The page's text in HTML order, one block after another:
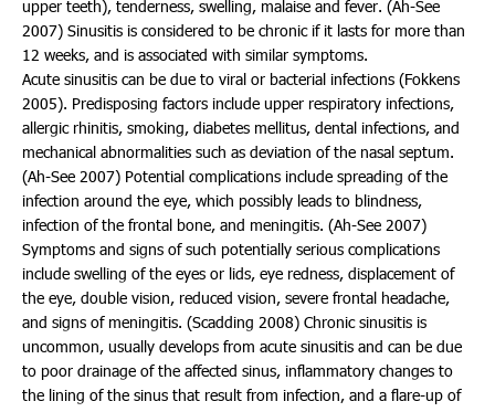
upper teeth), tenderness, swelling, malaise and fever. (Ah-See
2007) Sinusitis is considered to be chronic if it lasts for more than
12 weeks, and is associated with similar symptoms.
Acute sinusitis can be due to viral or bacterial infections (Fokkens
2005). Predisposing factors include upper respiratory infections,
allergic rhinitis, smoking, diabetes mellitus, dental infections, and
mechanical abnormalities such as deviation of the nasal septum.
(Ah-See 2007) Potential complications include spreading of the
infection around the eye, which possibly leads to blindness,
infection of the frontal bone, and meningitis. (Ah-See 2007)
Symptoms and signs of such potentially serious complications
include swelling of the eyes or lids, eye redness, displacement of
the eye, double vision, reduced vision, severe frontal headache,
and signs of meningitis. (Scadding 2008) Chronic sinusitis is
uncommon, usually develops from acute sinusitis and can be due
to poor drainage of the affected sinus, inflammatory changes to
the lining of the sinus that result from infection, and a flare-up of